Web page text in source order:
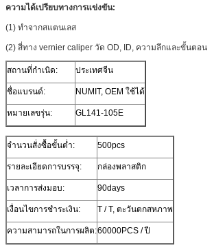
ความได้เปรียบทางการแข่งขัน:
(1) ทำจากสแตนเลส
(2) สี่ทาง vernier caliper วัด OD, ID, ความลึกและขั้นตอน
สถานที่กำเนิด: ประเทศจีน
ชื่อแบรนด์: NUMIT, OEM ใช้ได้
หมายเลขรุ่น: GL141-105E
จำนวนสั่งซื้อขั้นต่ำ: 500pcs
รายละเอียดการบรรจุ: กล่องพลาสติก
เวลาการส่งมอบ: 90days
เงื่อนไขการชำระเงิน: T / T, ตะวันตกสหภาพ
ความสามารถในการผลิต:60000PCS / ปี